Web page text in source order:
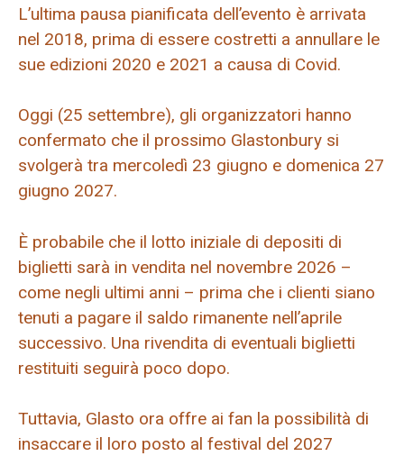
L’ultima pausa pianificata dell’evento è arrivata
nel 2018, prima di essere costretti a annullare le
sue edizioni 2020 e 2021 a causa di Covid.
Oggi (25 settembre), gli organizzatori hanno
confermato che il prossimo Glastonbury si
svolgerà tra mercoledì 23 giugno e domenica 27
giugno 2027.
È probabile che il lotto iniziale di depositi di
biglietti sarà in vendita nel novembre 2026 –
come negli ultimi anni – prima che i clienti siano
tenuti a pagare il saldo rimanente nell’aprile
successivo. Una rivendita di eventuali biglietti
restituiti seguirà poco dopo.
Tuttavia, Glasto ora offre ai fan la possibilità di
insaccare il loro posto al festival del 2027